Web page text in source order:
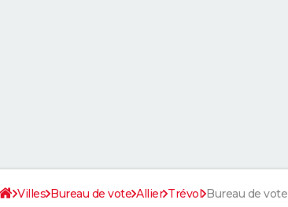
Villes Bureau de vote Allier Trévol Bureau de vote